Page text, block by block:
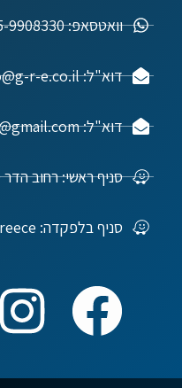
וואטסאפ: 055-9908330
דוא"ל: info@g-r-e.co.il
דוא"ל: idan.sarussi@gmail.com
סניף ראשי: רחוב הדר 40, קיסריה
סניף בלפקדה: Ioannou Mela 6 , Lefkáda, Greece